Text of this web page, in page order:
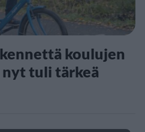
koulujen
nyt tuli tärkeä